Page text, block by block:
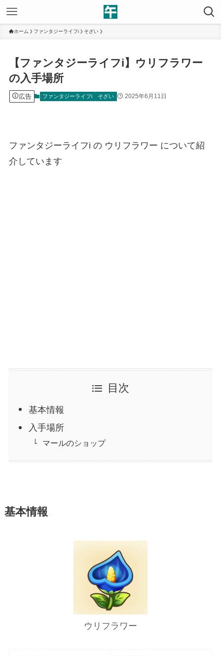
ホーム ファンタジーライフi そざい
【ファンタジーライフi】ウリフラワー
の入手場所
広告 ファンタジーライフi そざい 2025年6月11日
ファンタジーライフi の ウリフラワー について紹
介しています
目次
基本情報
入手場所
マールのショップ
基本情報
ウリフラワー